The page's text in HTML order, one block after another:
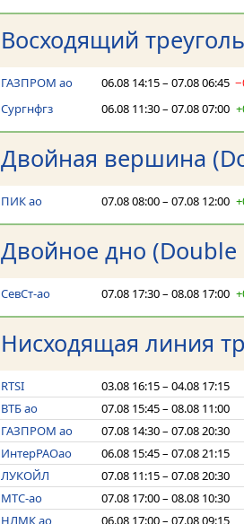
Восходящий
ГАЗПРОМ ао 06.08 14:15 – 07.08 06:45
Сургнфгз
06.08 11:30 – 07.08 07:00
Двойная вершина
ПИК ао 07.08 08:00 – 07.08 12:00
Двойное дно
СевСт-ао 07.08 17:30 – 08.08 17:00
Нисходящая линия
RTSI
03.08 16:15 – 04.08 17:15
ВТБ ао
07.08 15:45 – 08.08 11:00
ГАЗПРОМ ао
07.08 14:30 – 07.08 20:30
ИнтерРАОао
06.08 15:45 – 07.08 21:15
ЛУКОЙЛ
07.08 11:15 – 07.08 20:30
МТС-ао
07.08 17:00 – 08.08 10:30